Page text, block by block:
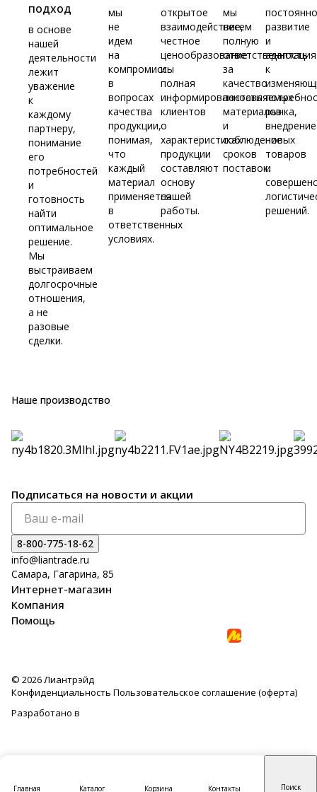
подход
в основе
нашей
деятельности
лежит
уважение
к
каждому
партнеру,
понимание
его
потребностей
и
готовность
найти
оптимальное
решение.
Мы
выстраиваем
долгосрочные
отношения,
а не
разовые
сделки.
мы
не
идем
на
компромиссы
в
вопросах
качества
продукции,
понимая,
что
каждый
материал
применяется
в
ответственных
условиях.
открытое
взаимодействие,
честное
ценообразование
и
полная
информированность
клиентов
о
характеристиках
продукции
составляют
основу
нашей
работы.
мы
несем
полную
ответственность
за
качество
поставляемых
материалов
и
соблюдение
сроков
поставок.
развитие
и
адаптация
к
рынка,
внедрение
новых
товаров
и
решений.
Наше производство
Главная Каталог Корзина Контакты Поиск
Подписаться на новости и акции
8-800-775-18-62
info@liantrade.ru
Самара, Гагарина, 85
Интернет-магазин
Компания
Помощь
© 2026 Лиантрэйд
Конфиденциальность Пользовательское соглашение (оферта)
Разработано в